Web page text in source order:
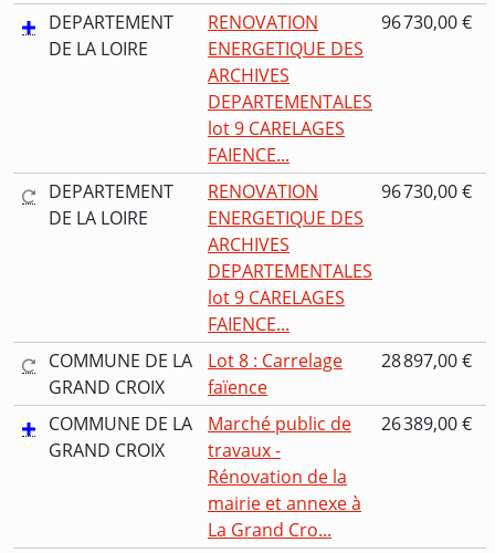
DEPARTEMENT
DE LA LOIRE
RENOVATION
ENERGETIQUE DES
ARCHIVES
DEPARTEMENTALES
lot 9 CARELAGES
FAIENCE...
96 730,00 €
DEPARTEMENT
DE LA LOIRE
RENOVATION
ENERGETIQUE DES
ARCHIVES
DEPARTEMENTALES
lot 9 CARELAGES
FAIENCE...
96 730,00 €
COMMUNE DE LA
GRAND CROIX
Lot 8 : Carrelage
faïence
28 897,00 €
COMMUNE DE LA
GRAND CROIX
Marché public de
travaux -
Rénovation de la
mairie et annexe à
La Grand Cro...
26 389,00 €